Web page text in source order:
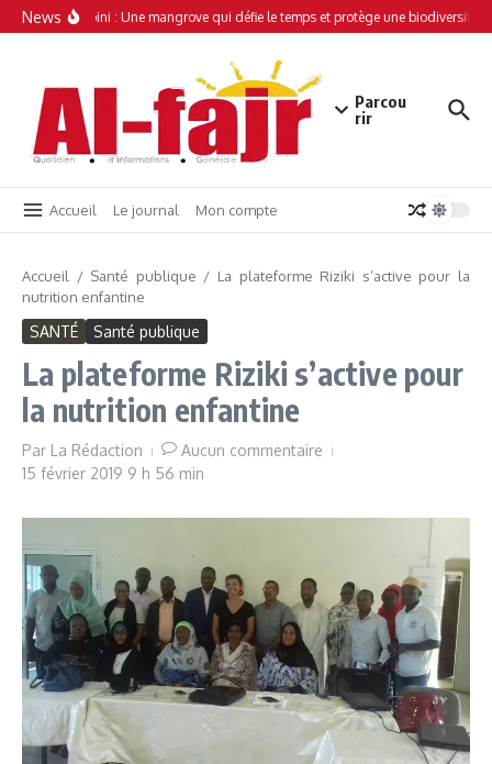
Aller au contenu
News
Simamboini : Une mangrove qui défie le temps et protège une biodiversité
Parcou
rir
Accueil Le journal Mon compte
Accueil / Santé publique / La plateforme Riziki s’active pour la
nutrition enfantine
SANTÉ Santé publique
La plateforme Riziki s’active pour
la nutrition enfantine
Par La Rédaction
Aucun commentaire
15 février 2019 9 h 56 min